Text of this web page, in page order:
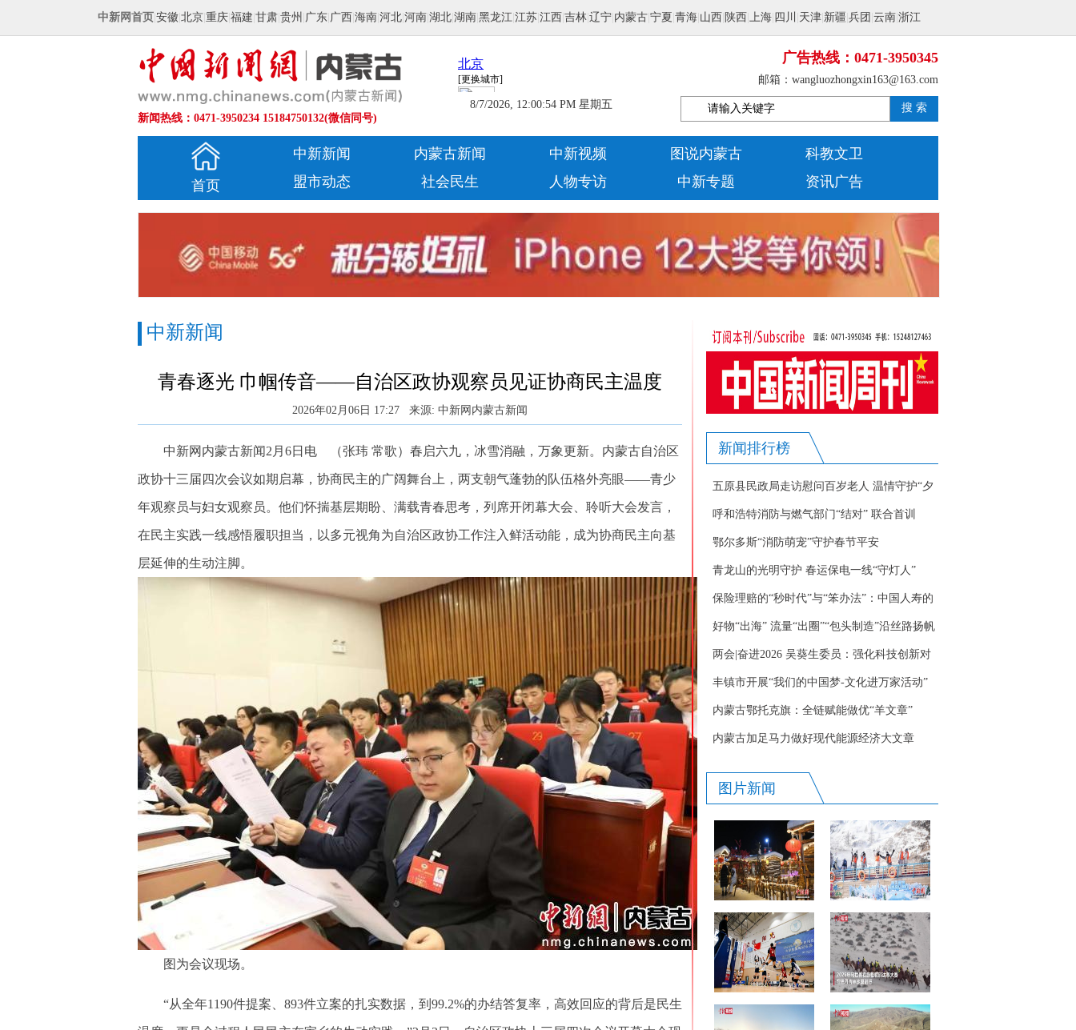
中新网首页 安徽 北京 重庆 福建 甘肃 贵州 广东 广西 海南 河北 河南 湖北 湖南 黑龙江 江苏 江西 吉林 辽宁 内蒙古 宁夏 青海 山西 陕西 上海 四川 天津 新疆 兵团 云南 浙江
新闻热线：0471-3950234 15184750132(微信同号)
8/7/2026, 12:00:56 PM 星期五
广告热线：0471-3950345
邮箱：wangluozhongxin163@163.com
搜 索
首页
中新新闻 内蒙古新闻 中新视频 图说内蒙古
科教文卫
盟市动态
社会民生 人物专访 中新专题 资讯广告
中新新闻
青春逐光 巾帼传音——自治区政协观察员见证协商民主温度
2026年02月06日 17:27 来源: 中新网内蒙古新闻
中新网内蒙古新闻2月6日电 （张玮 常歌）春启六九，冰雪消融，万象更新。内蒙古自治区
政协十三届四次会议如期启幕，协商民主的广阔舞台上，两支朝气蓬勃的队伍格外亮眼——青少
年观察员与妇女观察员。他们怀揣基层期盼、满载青春思考，列席开闭幕大会、聆听大会发言，
在民主实践一线感悟履职担当，以多元视角为自治区政协工作注入鲜活动能，成为协商民主向基
层延伸的生动注脚。
图为会议现场。
“从全年1190件提案、893件立案的扎实数据，到99.2%的办结答复率，高效回应的背后是民生
新闻排行榜
五原县民政局走访慰问百岁老人 温情守护“夕
阳红”
呼和浩特消防与燃气部门“结对” 联合首训
鄂尔多斯“消防萌宠”守护春节平安
青龙山的光明守护 春运保电一线“守灯人”
保险理赔的“秒时代”与“笨办法”：中国人寿的
温暖守护实践
好物“出海” 流量“出圈”“包头制造”沿丝路扬帆
远航
两会|奋进2026 吴葵生委员：强化科技创新对
高质量发展的根本支撑
丰镇市开展“我们的中国梦-文化进万家活动”
内蒙古鄂托克旗：全链赋能做优“羊文章”
内蒙古加足马力做好现代能源经济大文章
图片新闻